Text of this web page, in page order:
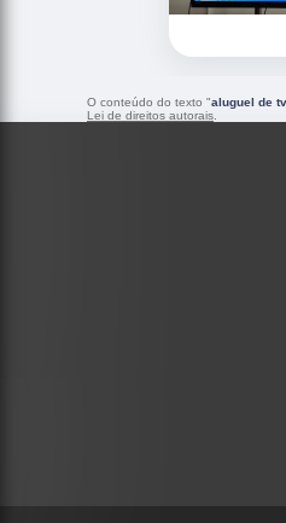
O conteúdo do texto "aluguel de
Lei de direitos autorais